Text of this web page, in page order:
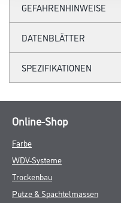
GEFAHRENHINWEISE
DATENBLÄTTER
SPEZIFIKATIONEN
Online-Shop
Farbe
WDV-Systeme
Trockenbau
Putze & Spachtelmassen